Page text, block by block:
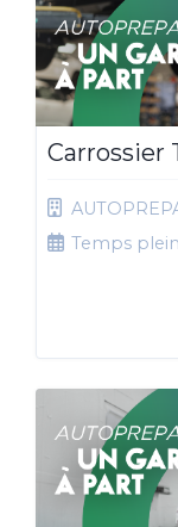
Carrossier
Temps plein